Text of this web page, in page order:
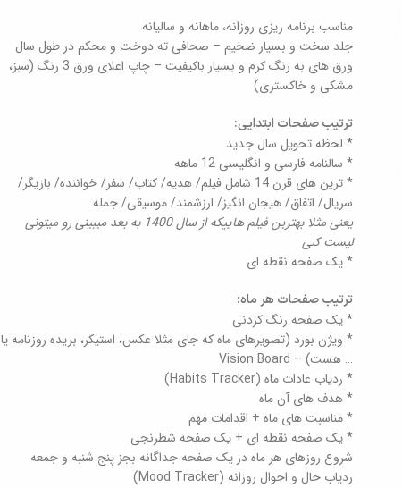
مناسب برنامه ریزی روزانه، ماهانه و سالیانه
جلد سخت و بسیار ضخیم – صحافی ته دوخت و محکم در طول سال
ورق های به رنگ کرم و بسیار باکیفیت – چاپ اعلای ورق 3 رنگ (سبز،
مشکی و خاکستری)
ترتیب صفحات ابتدایی:
* لحظه تحویل سال جدید
* سالنامه فارسی و انگلیسی 12 ماهه
* ترین های قرن 14 شامل فیلم/ هدیه/ کتاب/ سفر/ خواننده/ بازیگر/
سریال/ اتفاق/ هیجان انگیز/ ارزشمند/ موسیقی/ جمله
یعنی مثلا بهترین فیلم هاییکه از سال 1400 به بعد میبینی رو میتونی
لیست کنی
* یک صفحه نقطه ای
ترتیب صفحات هر ماه:
* یک صفحه رنگ کردنی
* ویژن بورد (تصویرهای ماه که جای مثلا عکس، استیکر، بریده روزنامه یا
… هست) – Vision Board
* ردیاب عادات ماه (Habits Tracker)
* هدف های آن ماه
* مناسبت های ماه + اقدامات مهم
* یک صفحه نقطه ای + یک صفحه شطرنجی
شروع روزهای هر ماه در یک صفحه جداگانه بجز پنج شنبه و جمعه
ردیاب حال و احوال روزانه (Mood Tracker)